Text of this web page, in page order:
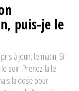
puis-je le
à jeun, le matin. Si
soir. Prenez-la le
la dose pour